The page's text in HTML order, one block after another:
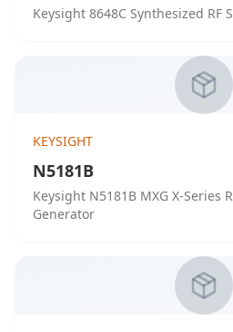
Keysight 8648C Synthesized RF
KEYSIGHT
N5181B
Keysight N5181B MXG X-Series
Generator